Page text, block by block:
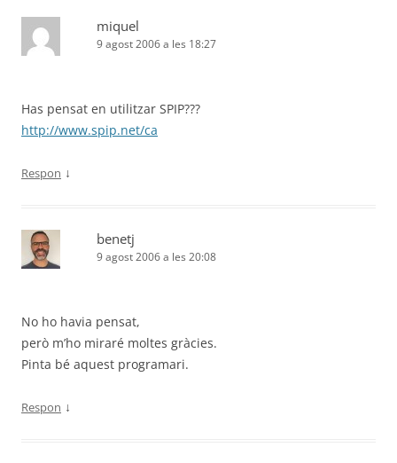
miquel
9 agost 2006 a les 18:27
Has pensat en utilitzar SPIP???
http://www.spip.net/ca
Respon ↓
benetj
9 agost 2006 a les 20:08
No ho havia pensat,
però m’ho miraré moltes gràcies.
Pinta bé aquest programari.
Respon ↓